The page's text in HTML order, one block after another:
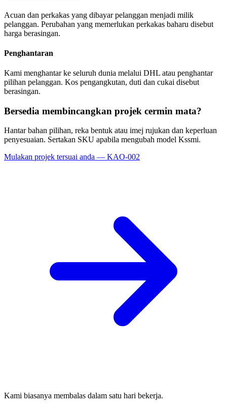
Acuan dan perkakas yang dibayar pelanggan menjadi milik
pelanggan. Perubahan yang memerlukan perkakas baharu disebut
harga berasingan.
Penghantaran
Kami menghantar ke seluruh dunia melalui DHL atau penghantar
pilihan pelanggan. Kos pengangkutan, duti dan cukai disebut
berasingan.
Bersedia membincangkan projek cermin mata?
Hantar bahan pilihan, reka bentuk atau imej rujukan dan keperluan
penyesuaian. Sertakan SKU apabila mengubah model Kssmi.
Mulakan projek tersuai anda — KAO-002
Kami biasanya membalas dalam satu hari bekerja.